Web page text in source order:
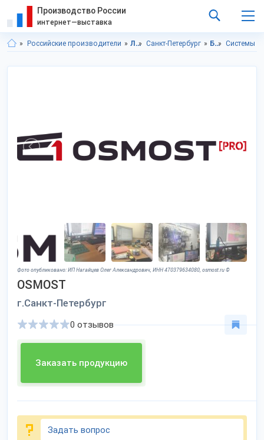
Производство России
интернет—выставка
Российские производители Ленинградская область Санкт-Петербург Бытовая техника, электроника Системы
Фото опубликовано: ИП Нагайцев Олег Александрович, ИНН 470379634080, osmost.ru ©
OSMOST
г.Санкт-Петербург
Заказать продукцию
0 отзывов
Задать вопрос